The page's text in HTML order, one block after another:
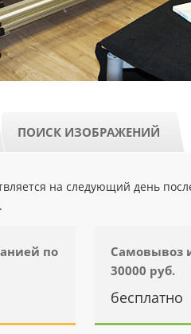
ПОИСК ИЗОБРАЖЕНИЙ
на следующий день
по
Самовывоз
30000 руб.
бесплатно